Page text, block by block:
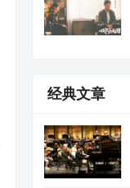
经典文章